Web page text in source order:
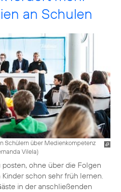
an Schulen
Schülern über Medienkompetenz
Vilela)
ohne über die Folgen
schon sehr früh lernen.
in der anschließenden